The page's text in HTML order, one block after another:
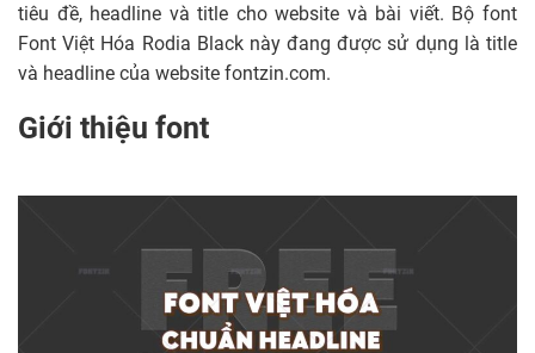
tiêu đề, headline và title cho website và bài viết. Bộ font
Font Việt Hóa Rodia Black này đang được sử dụng là title
và headline của website fontzin.com.
Giới thiệu font